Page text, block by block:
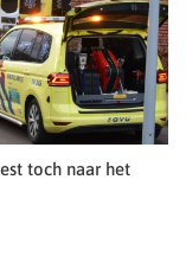
toch naar het